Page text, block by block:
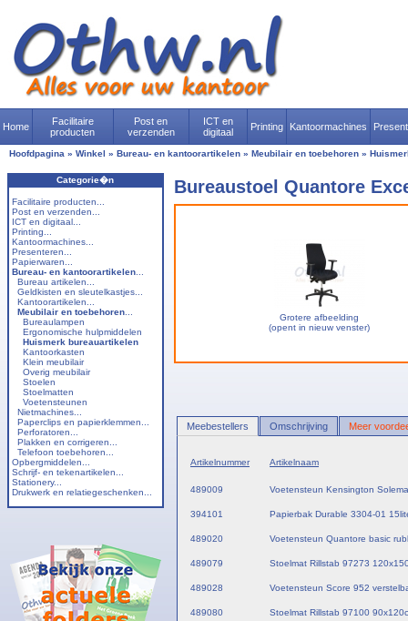
Home
Facilitaire
producten
Post en
verzenden
ICT en
digitaal
Printing Kantoormachines
Hoofdpagina » Winkel » Bureau- en kantoorartikelen » Meubilair en toebehoren »
Categorie�n
Facilitaire producten...
Post en verzenden...
ICT en digitaal...
Printing...
Kantoormachines...
Presenteren...
Papierwaren...
Bureau- en kantoorartikelen
Bureau artikelen...
Geldkisten en sleutelkastjes...
Kantoorartikelen...
Meubilair en toebehoren
Bureaulampen
Ergonomische hulpmiddelen
Huismerk bureauartikelen
Kantoorkasten
Klein meubilair
Overig meubilair
Stoelen
Stoelmatten
Voetensteunen
Nietmachines...
Paperclips en papierklemmen...
Perforatoren...
Plakken en corrigeren...
Telefoon toebehoren...
Opbergmiddelen...
Schrijf- en tekenartikelen...
Stationery...
Drukwerk en relatiegeschenken...
Bureaustoel Quantore
Grotere afbeelding
(opent in nieuw venster)
Meebestellers Omschrijving Meer
Artikelnummer Artikelnaam
489009 Voetensteun Kensington
394101 Papierbak Durable 3304-01
489020 Voetensteun Quantore basic
489079 Stoelmat Rillstab 97273
489028 Voetensteun Score 952
489080 Stoelmat Rillstab 97100